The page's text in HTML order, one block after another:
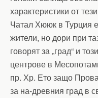
характеристики от
Чатал Хююк в Турция
жители, но дори при
говорят за „град“ и
центрове в
пр. Хр. Ето защо
за на-древния град в